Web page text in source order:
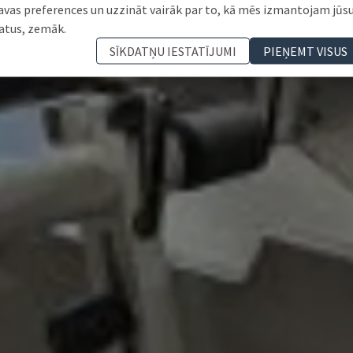
preferences un uzzināt vairāk par to, kā mēs izmantojam
zemāk.
SĪKDATŅU IESTATĪJUMI
PIEŅEMT VISUS